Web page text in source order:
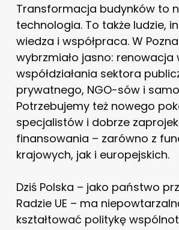
Transformacja budynków to
technologia. To także ludzie,
wiedza i współpraca. W
wybrzmiało jasno: renowacja
współdziałania sektora
prywatnego, NGO-sów i
Potrzebujemy też nowego
specjalistów i dobrze
finansowania – zarówno z
krajowych, jak i europejskich.
Dziś Polska – jako państwo
Radzie UE – ma
kształtować politykę